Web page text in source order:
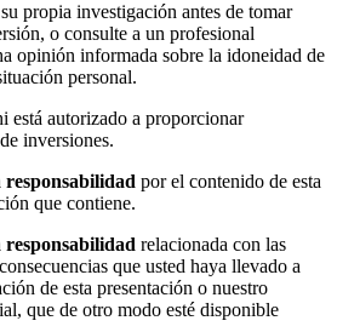
propia investigación antes de tomar
o consulte a un profesional
opinión informada sobre la idoneidad de
personal.
está autorizado a proporcionar
inversiones.
por el contenido de esta
que contiene.
relacionada con las
que usted haya llevado a
de esta presentación o nuestro
que de otro modo esté disponible